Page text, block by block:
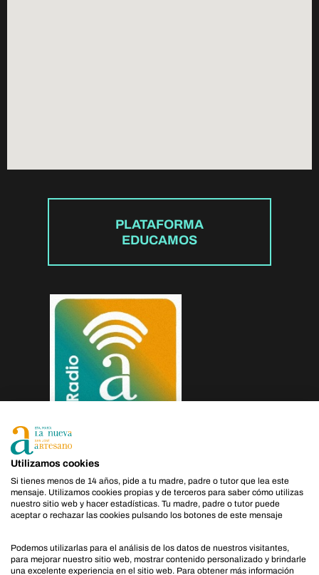
PLATAFORMA
EDUCAMOS
Política de Privacidad|Política de Cookies|Aviso Legal
Utilizamos cookies
Si tienes menos de 14 años, pide a tu madre, padre o tutor que lea este
mensaje. Utilizamos cookies propias y de terceros para saber cómo utilizas
nuestro sitio web y hacer estadísticas. Tu madre, padre o tutor puede
aceptar o rechazar las cookies pulsando los botones de este mensaje
Podemos utilizarlas para el análisis de los datos de nuestros visitantes,
para mejorar nuestro sitio web, mostrar contenido personalizado y brindarle
una excelente experiencia en el sitio web. Para obtener más información